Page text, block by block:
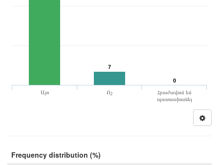
7
0
Այո Ոչ
Հրաժավում եմ
պատասխանել
Frequency distribution (%)